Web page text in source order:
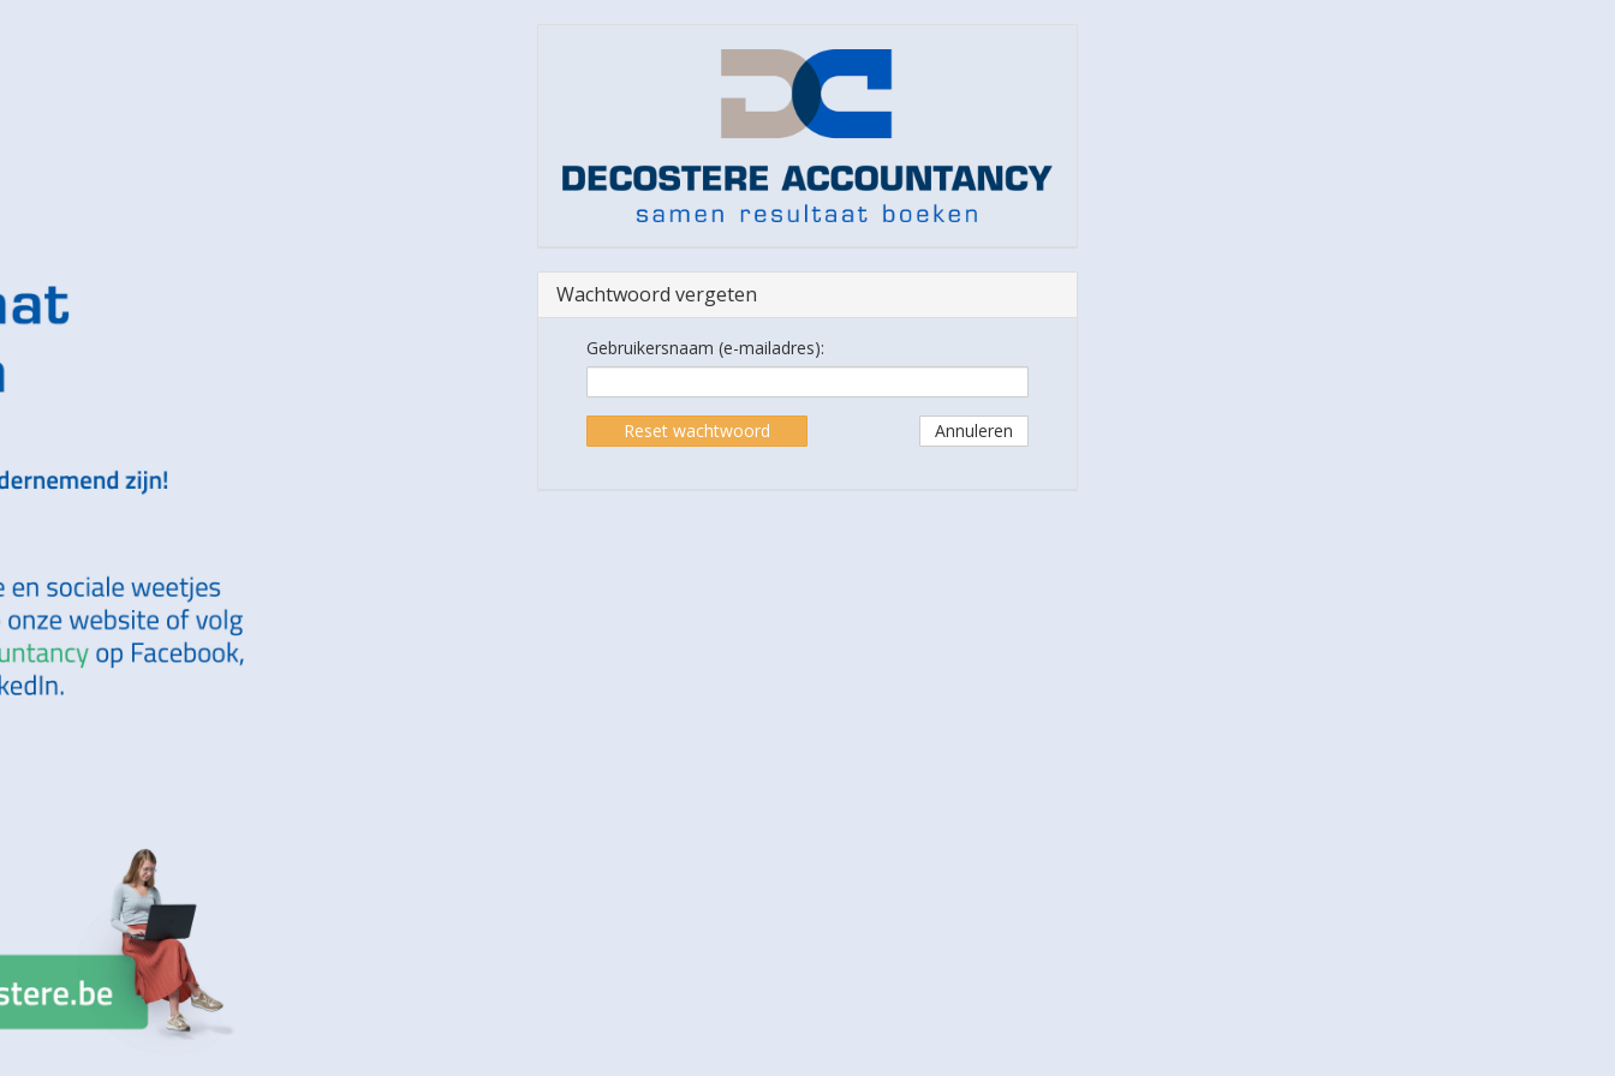
Wachtwoord vergeten
Gebruikersnaam (e-mailadres):